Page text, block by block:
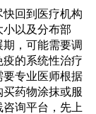
回到医疗机构
以及分布部
，可能需要调
的系统性治疗
专业医师根据
药物涂抹或服
询平台，先上